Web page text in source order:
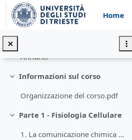
Vai al contenuto principale
Home
Minimizza
Introduzione
Annunci
Minimizza
Informazioni sul corso
Organizzazione del corso.pdf
Minimizza
Parte 1 - Fisiologia Cellulare
1. La comunicazione chimica mediata da recettori